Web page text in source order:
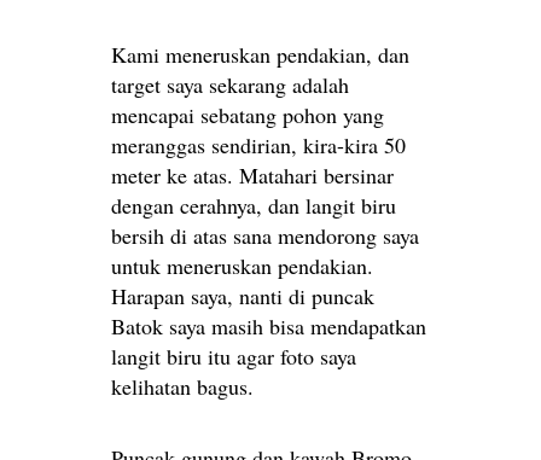
Kami meneruskan pendakian, dan
target saya sekarang adalah
mencapai sebatang pohon yang
meranggas sendirian, kira-kira 50
meter ke atas. Matahari bersinar
dengan cerahnya, dan langit biru
bersih di atas sana mendorong saya
untuk meneruskan pendakian.
Harapan saya, nanti di puncak
Batok saya masih bisa mendapatkan
langit biru itu agar foto saya
kelihatan bagus.